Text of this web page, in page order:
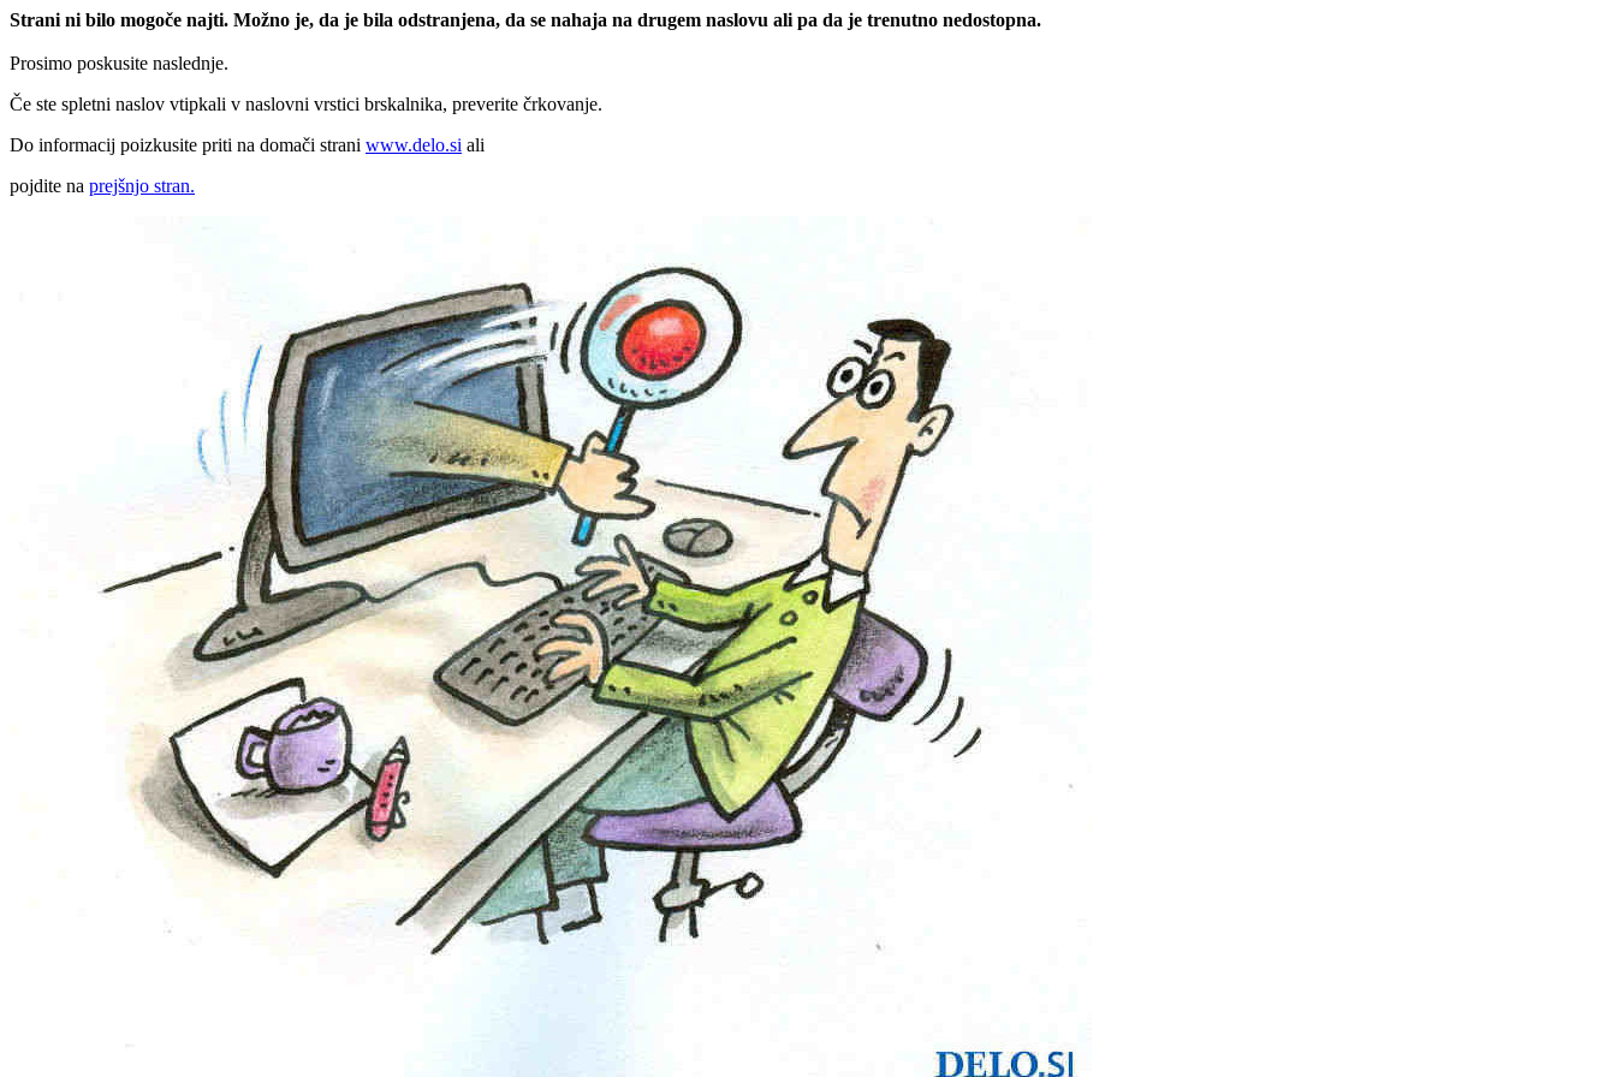
Strani ni bilo mogoče najti. Možno je, da je bila odstranjena, da se nahaja na drugem naslovu ali pa da je trenutno nedostopna.
Prosimo poskusite naslednje.
Če ste spletni naslov vtipkali v naslovni vrstici brskalnika, preverite črkovanje.
Do informacij poizkusite priti na domači strani www.delo.si ali
pojdite na prejšnjo stran.